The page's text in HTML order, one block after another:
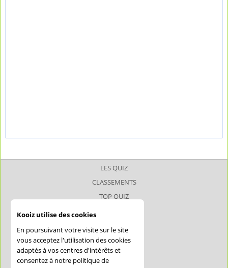
LES QUIZ
CLASSEMENTS
TOP QUIZ
JOKERQUIZ
AIDE
Kooiz utilise des cookies
En poursuivant votre visite sur le site
vous acceptez l'utilisation des cookies
adaptés à vos centres d'intérêts et
consentez à notre politique de